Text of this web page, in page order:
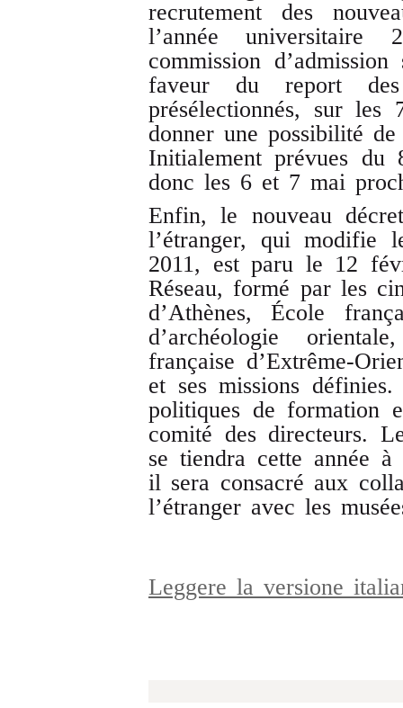
recrutement des
l’année
commission
faveur du report
présélectionnés, sur les
donner une possibilité
Initialement prévues
donc les 6 et 7 mai
Enfin, le nouveau
l’étranger, qui modifie
2011, est paru le 12
Réseau, formé par les
d’Athènes, École
d’archéologie
française d’Extrême-
et ses missions
politiques de formation
comité des directeurs.
se tiendra cette année
il sera consacré aux
l’étranger avec les
Leggere la versione